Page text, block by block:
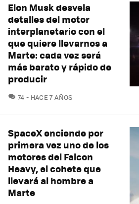
Elon Musk desvela
detalles del motor
interplanetario con el
que quiere llevarnos a
Marte: cada vez será
más barato y rápido de
producir
74 COMENTARIOS
HACE 7 AÑOS
SpaceX enciende por
primera vez uno de los
motores del Falcon
Heavy, el cohete que
llevará al hombre a
Marte